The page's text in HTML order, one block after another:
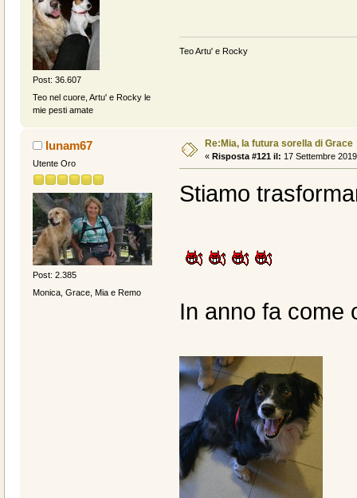
Post: 36.607
Teo nel cuore, Artu' e Rocky le
mie pesti amate
Teo Artu' e Rocky
lunam67
Utente Oro
Post: 2.385
Monica, Grace, Mia e Remo
Re:Mia, la futura sorella di Grace
« Risposta #121 il: 17 Settembre
Stiamo
In anno fa come